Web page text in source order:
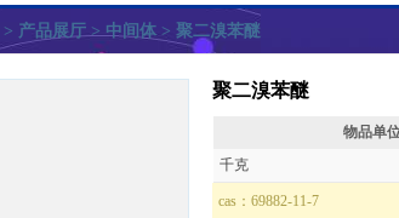
> 产品展厅 >中间体 > 聚二溴苯醚
聚二溴苯醚
物品单
千克
cas：69882-11-7